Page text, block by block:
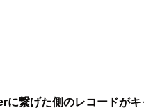
に繋げた側のレコードがキ